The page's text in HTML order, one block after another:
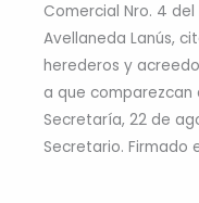
Comercial Nro. 4
Avellaneda Lanús,
herederos y
a que comparezcan
Secretaría, 22 de
Secretario. Firmado